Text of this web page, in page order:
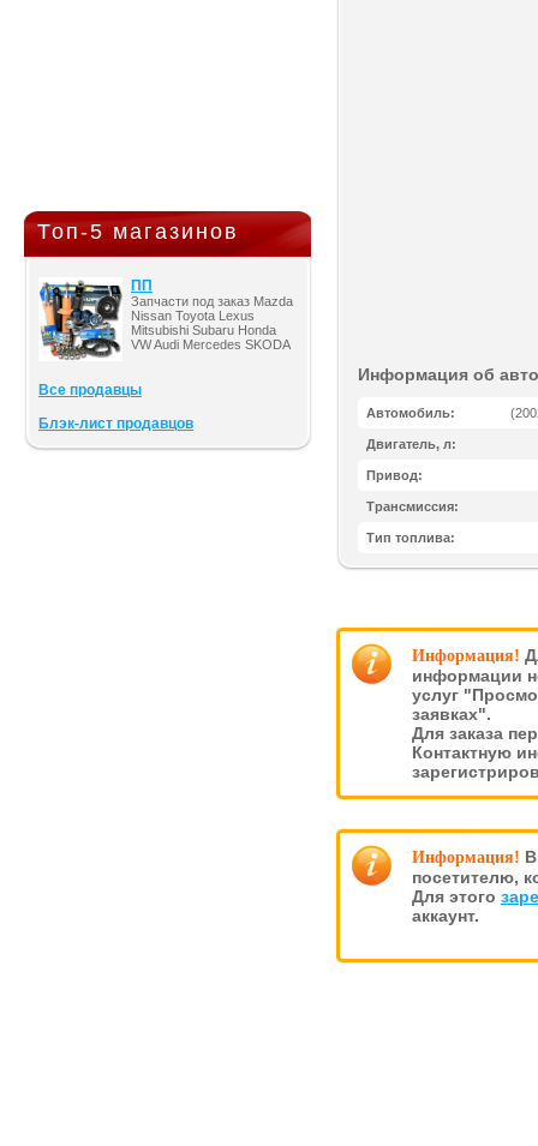
Топ-5 магазинов
ПП
Запчасти под заказ Mazda
Nissan Toyota Lexus
Mitsubishi Subaru Honda
VW Audi Mercedes SKODA
Все продавцы
Блэк-лист продавцов
Информация об
Автомобиль:
Двигатель, л:
Привод:
Трансмиссия:
Тип топлива:
Информация!
информации
услуг
заявках".
Для заказа
Контактную
Информация!
посетителю,
Для этого
аккаунт.